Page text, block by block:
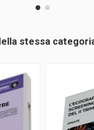
stessa